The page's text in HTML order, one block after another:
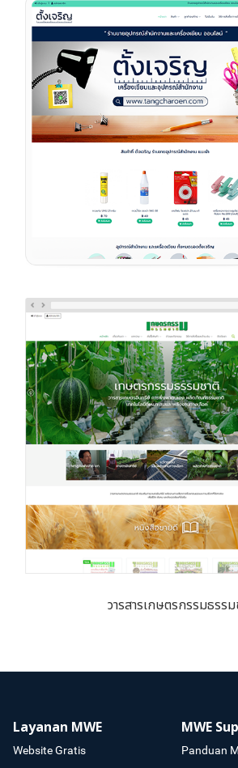
วารสารเกษตรกรรมธรร
Layanan MWE
Website Gratis
MWE
Panduan